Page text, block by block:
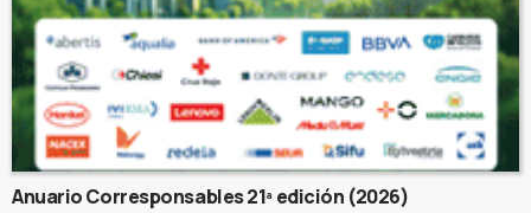
Anuario Corresponsables 21ª edición (2026)